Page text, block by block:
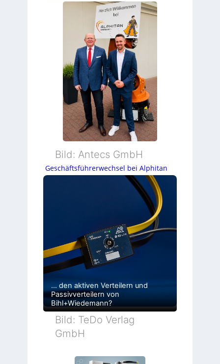
Bild: Antecs GmbH
Geschäftsführerwechsel bei Alphitan
… den aktiven Verteilern und
Passivverteilern von
Bihl+Wiedemann?
Bild: TeDo Verlag
GmbH